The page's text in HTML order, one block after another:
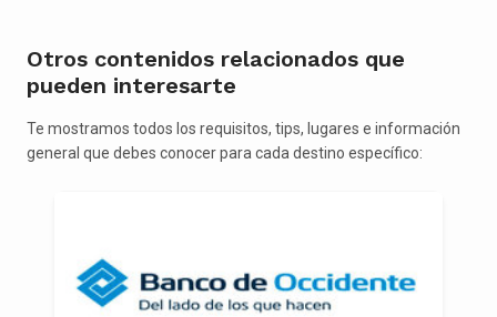
Otros contenidos relacionados que
pueden interesarte
Te mostramos todos los requisitos, tips, lugares e información
general que debes conocer para cada destino específico: